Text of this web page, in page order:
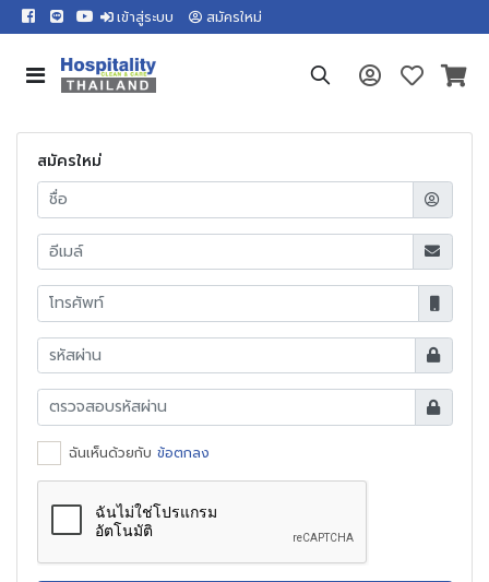
เข้าสู่ระบบ สมัครใหม่
สมัครใหม่
ฉันเห็นด้วยกับ ข้อตกลง